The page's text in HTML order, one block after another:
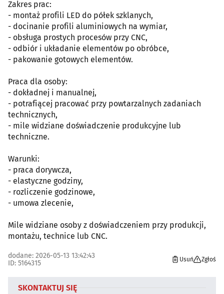
Zakres prac:
- montaż profili LED do półek szklanych,
- docinanie profili aluminiowych na wymiar,
- obsługa prostych procesów przy CNC,
- odbiór i układanie elementów po obróbce,
- pakowanie gotowych elementów.
Praca dla osoby:
- dokładnej i manualnej,
- potrafiącej pracować przy powtarzalnych zadaniach
technicznych,
- mile widziane doświadczenie produkcyjne lub
techniczne.
Warunki:
- praca dorywcza,
- elastyczne godziny,
- rozliczenie godzinowe,
- umowa zlecenie,
Mile widziane osoby z doświadczeniem przy produkcji,
montażu, technice lub CNC.
dodane: 2026-05-13 13:42:43
ID: 5164315
Usuń Zgłoś
SKONTAKTUJ SIĘ